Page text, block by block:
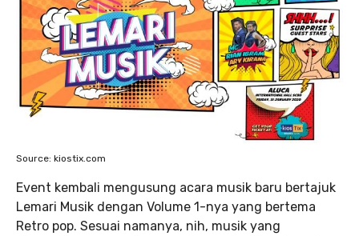
Source: kiostix.com
Event kembali mengusung acara musik baru bertajuk
Lemari Musik dengan Volume 1-nya yang bertema
Retro pop. Sesuai namanya, nih, musik yang